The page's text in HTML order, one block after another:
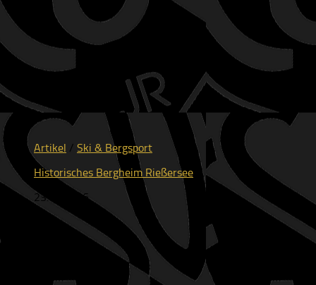
Artikel / Ski & Bergsport
Historisches Bergheim Rießersee
23.07.2026